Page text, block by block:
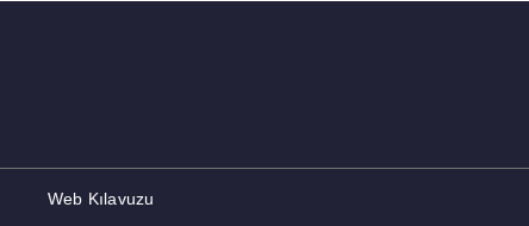
Web Kılavuzu